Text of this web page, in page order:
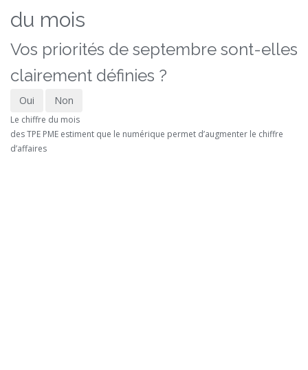
du mois
Vos priorités de septembre sont-elles
clairement définies ?
Oui Non
Le chiffre du mois
des TPE PME estiment que le numérique permet d’augmenter le chiffre
d’affaires